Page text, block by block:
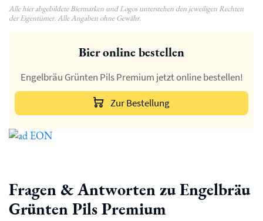
Alle hier abgebildete Biermarken und Logos unterstehen den jeweiligen Rechten
der Eigentümer. Alle Angaben ohne Gewähr.
Bier online bestellen
Engelbräu Grünten Pils Premium jetzt online bestellen!
Zur Bestellung
Fragen & Antworten zu Engelbräu
Grünten Pils Premium